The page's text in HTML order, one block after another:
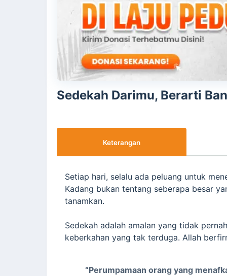
Sedekah Darimu, Berarti
Keterangan
Setiap hari, selalu ada peluang untuk
Kadang bukan tentang seberapa besar
tanamkan.
Sedekah adalah amalan yang tidak
keberkahan yang tak terduga. Allah
“Perumpamaan orang yang